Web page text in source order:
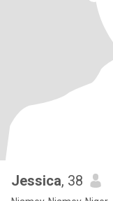
Jessica, 38